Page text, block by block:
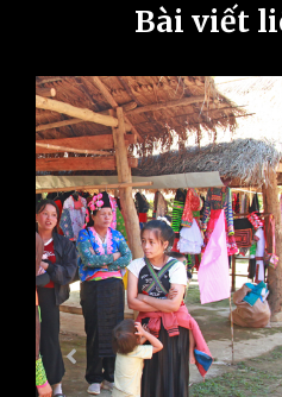
Bài viết